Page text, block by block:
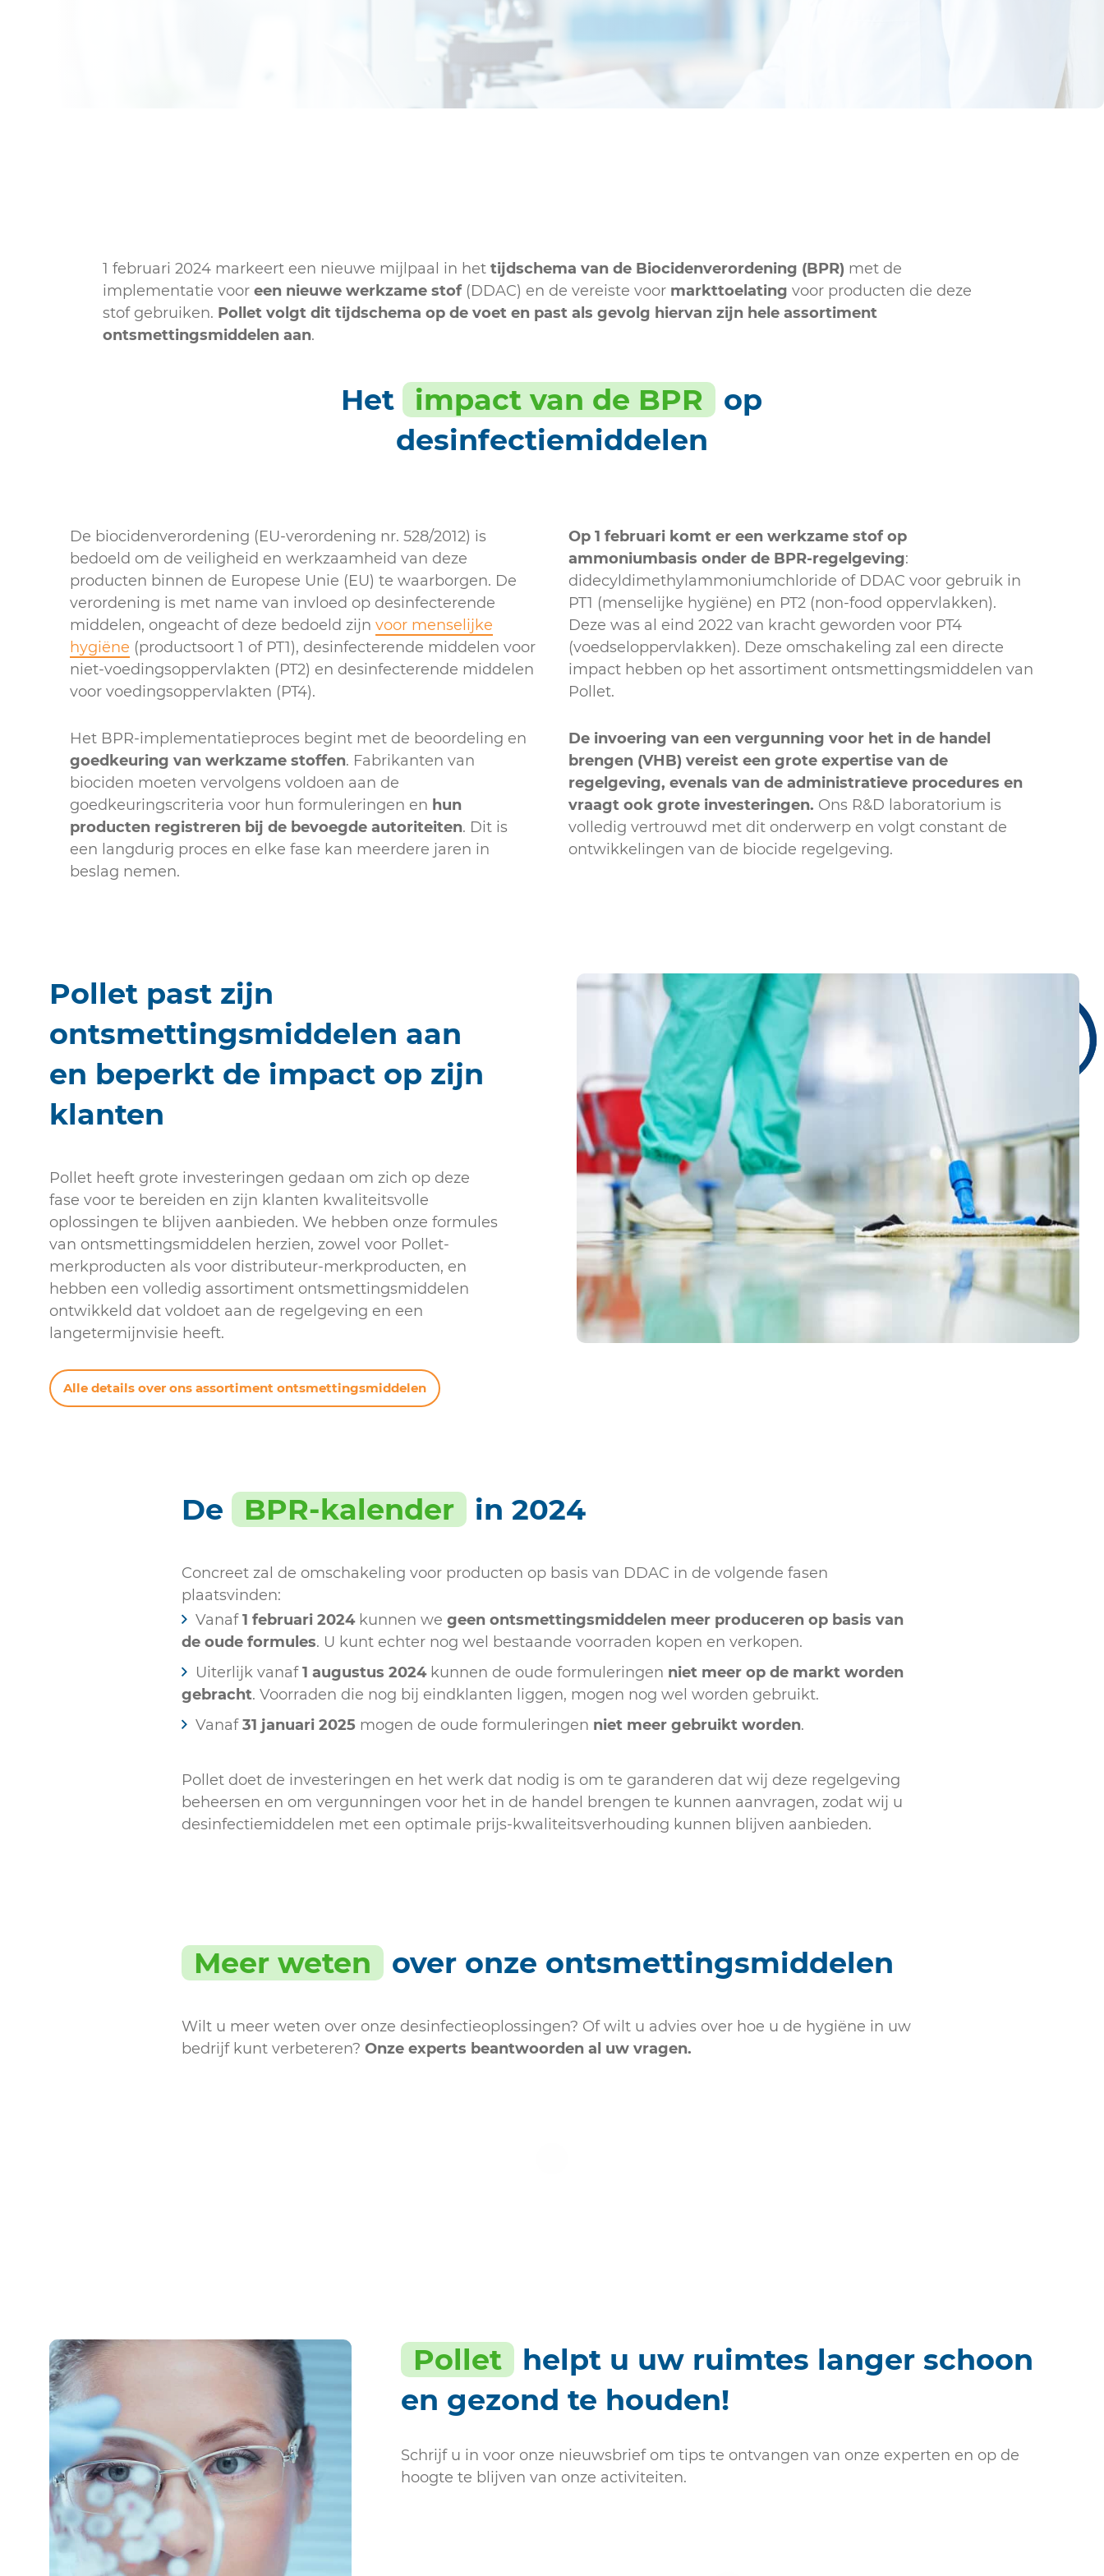
Sanitair
1 februari 2024 markeert een nieuwe mijlpaal in het tijdschema van de Biocidenverordening (BPR) met de
implementatie voor een nieuwe werkzame stof(DDAC) en de vereiste voor markttoelating voor producten die deze
stof gebruiken. Pollet volgt dit tijdschema op de voet en past als gevolg hiervan zijn hele assortiment
ontsmettingsmiddelen aan.
Het impact van de BPR
op
desinfectiemiddelen
De biocidenverordening (EU-verordening nr. 528/2012) is
bedoeld om de veiligheid en werkzaamheid van deze
producten binnen de Europese Unie (EU) te waarborgen. De
verordening is met name van invloed op desinfecterende
middelen, ongeacht of deze bedoeld zijn voor menselijke
hygiëne (productsoort 1 of PT1), desinfecterende middelen voor
niet-voedingsoppervlakten (PT2) en desinfecterende middelen
voor voedingsoppervlakten (PT4).
Het BPR-implementatieproces begint met de beoordeling en
goedkeuring van werkzame stoffen. Fabrikanten van
biociden moeten vervolgens voldoen aan de
goedkeuringscriteria voor hun formuleringen en hun
producten registreren bij de bevoegde autoriteiten. Dit is
een langdurig proces en elke fase kan meerdere jaren in
beslag nemen.
Op 1 februari komt er een werkzame stof op
ammoniumbasis onder de BPR-regelgeving:
didecyldimethylammoniumchloride of DDAC voor gebruik in
PT1 (menselijke hygiëne) en PT2 (non-food oppervlakken).
Deze was al eind 2022 van kracht geworden voor PT4
(voedseloppervlakken). Deze omschakeling zal een directe
impact hebben op het assortiment ontsmettingsmiddelen van
Pollet.
De invoering van een vergunning voor het in de handel
brengen (VHB) vereist een grote expertise van de
regelgeving, evenals van de administratieve procedures en
vraagt ook grote investeringen. Ons R&D laboratorium is
volledig vertrouwd met dit onderwerp en volgt constant de
ontwikkelingen van de biocide regelgeving.
Pollet past zijn
ontsmettingsmiddelen aan
en beperkt de impact op zijn
klanten
Pollet heeft grote investeringen gedaan om zich op deze
fase voor te bereiden en zijn klanten kwaliteitsvolle
oplossingen te blijven aanbieden. We hebben onze formules
van ontsmettingsmiddelen herzien, zowel voor Pollet-
merkproducten als voor distributeur-merkproducten, en
hebben een volledig assortiment ontsmettingsmiddelen
ontwikkeld dat voldoet aan de regelgeving en een
langetermijnvisie heeft.
Alle details over ons assortiment ontsmettingsmiddelen
De BPR-kalender in 2024
Concreet zal de omschakeling voor producten op basis van DDAC in de volgende fasen
plaatsvinden:
Vanaf1 februari 2024kunnen we geen ontsmettingsmiddelen meer produceren op basis van
de oude formules. U kunt echter nog wel bestaande voorraden kopen en verkopen.
Uiterlijk vanaf1 augustus 2024kunnen de oude formuleringen niet meer op de markt worden
gebracht. Voorraden die nog bij eindklanten liggen, mogen nog wel worden gebruikt.
Vanaf31 januari 2025mogen de oude formuleringen niet meer gebruikt worden.
Pollet doet de investeringen en het werk dat nodig is om te garanderen dat wij deze regelgeving
beheersen en om vergunningen voor het in de handel brengen te kunnen aanvragen, zodat wij u
desinfectiemiddelen met een optimale prijs-kwaliteitsverhouding kunnen blijven aanbieden.
Meer weten over onze ontsmettingsmiddelen
Wilt u meer weten over onze desinfectieoplossingen? Of wilt u advies over hoe u de hygiëne in uw
bedrijf kunt verbeteren? Onze experts beantwoorden al uw vragen.
Pollet
helpt u uw ruimtes langer schoon
en gezond te houden!
Schrijf u in voor onze nieuwsbrief om tips te ontvangen van onze experten en op de
hoogte te blijven van onze activiteiten.